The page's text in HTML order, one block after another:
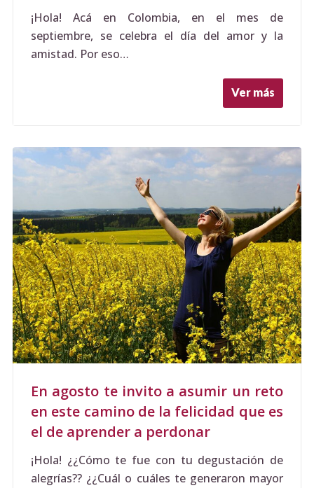
¡Hola! Acá en Colombia, en el mes de
septiembre, se celebra el día del amor y la
amistad. Por eso…
Ver más
En agosto te invito a asumir un reto
en este camino de la felicidad que es
el de aprender a perdonar
¡Hola! ¿¿Cómo te fue con tu degustación de
alegrías?? ¿¿Cuál o cuáles te generaron mayor